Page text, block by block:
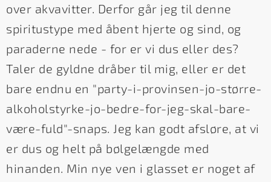
over akvavitter. Derfor går jeg til denne
spiritustype med åbent hjerte og sind, og
paraderne nede - for er vi dus eller des?
Taler de gyldne dråber til mig, eller er det
bare endnu en "party-i-provinsen-jo-større-
alkoholstyrke-jo-bedre-for-jeg-skal-bare-
være-fuld"-snaps. Jeg kan godt afsløre, at vi
er dus og helt på bølgelængde med
hinanden. Min nye ven i glasset er noget af